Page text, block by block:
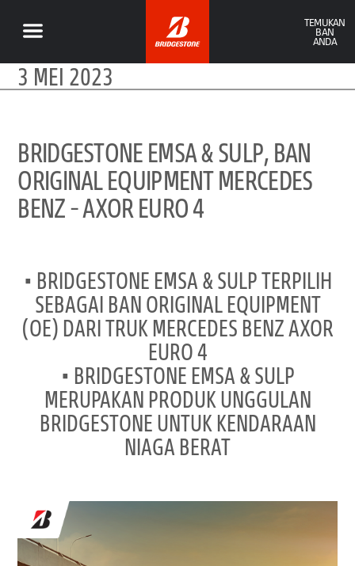
TEMUKAN
BAN
ANDA
3 MEI 2023
BRIDGESTONE EMSA & SULP, BAN
ORIGINAL EQUIPMENT MERCEDES
BENZ – AXOR EURO 4
• BRIDGESTONE EMSA & SULP TERPILIH
SEBAGAI BAN ORIGINAL EQUIPMENT
(OE) DARI TRUK MERCEDES BENZ AXOR
EURO 4
• BRIDGESTONE EMSA & SULP
MERUPAKAN PRODUK UNGGULAN
BRIDGESTONE UNTUK KENDARAAN
NIAGA BERAT